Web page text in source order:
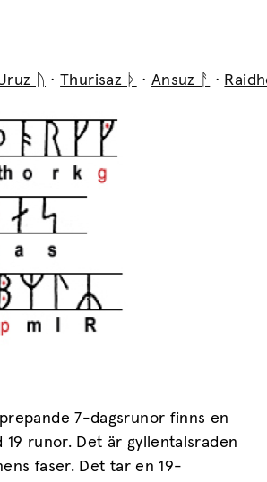
ᚢ ·Thurisaz ᚦ · Ansuz ᚨ ·
7-dagsrunor finns en
19 runor. Det är gyllentalsraden
faser. Det tar en 19-